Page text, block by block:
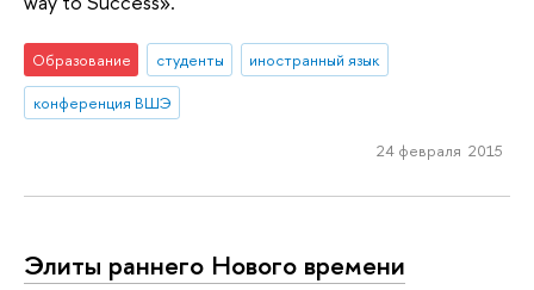
Образование студенты
иностранный язык
конференция ВШЭ
24 февраля 2015
Элиты раннего Нового времени